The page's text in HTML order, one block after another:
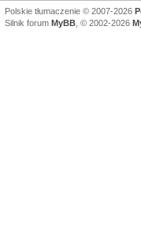
Polskie tłumaczenie © 2007-2026
Silnik forum MyBB , © 2002-2026